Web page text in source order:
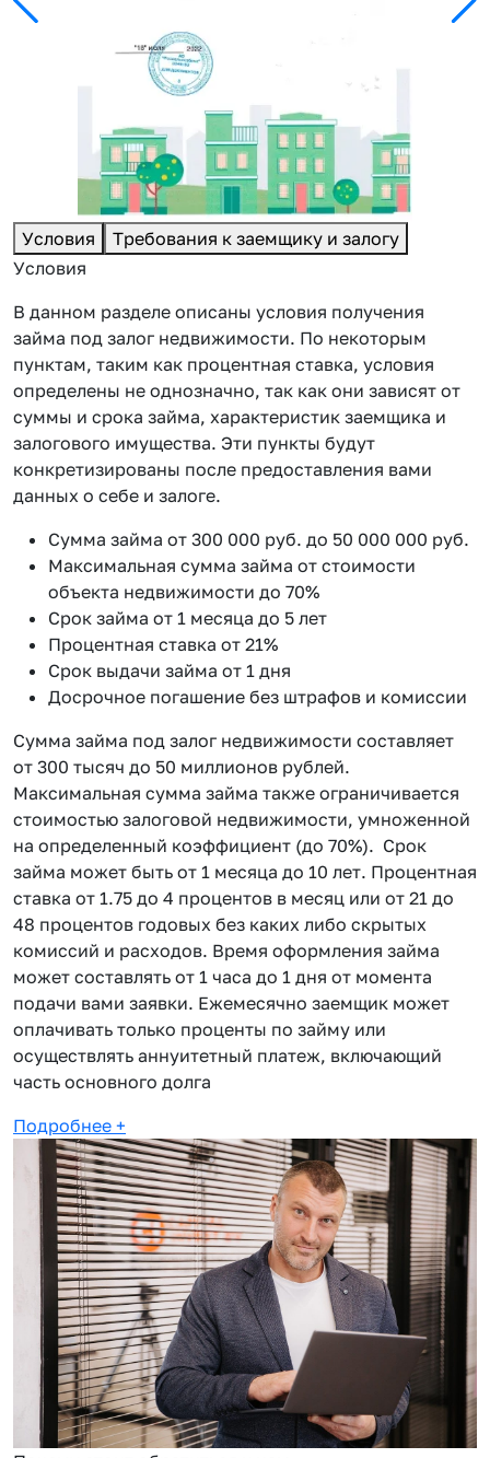
Условия
Требования к заемщику и залогу
Условия
В данном разделе описаны условия получения
займа под залог недвижимости. По некоторым
пунктам, таким как процентная ставка, условия
определены не однозначно, так как они зависят от
суммы и срока займа, характеристик заемщика и
залогового имущества. Эти пункты будут
конкретизированы после предоставления вами
данных о себе и залоге.
Сумма займа от 300 000 руб. до 50 000 000 руб.
Максимальная сумма займа от стоимости
объекта недвижимости до 70%
Срок займа от 1 месяца до 5 лет
Процентная ставка от 21%
Срок выдачи займа от 1 дня
Досрочное погашение без штрафов и комиссии
Сумма займа под залог недвижимости составляет
от 300 тысяч до 50 миллионов рублей.
Максимальная сумма займа также ограничивается
стоимостью залоговой недвижимости, умноженной
на определенный коэффициент (до 70%). Срок
займа может быть от 1 месяца до 10 лет. Процентная
ставка от 1.75 до 4 процентов в месяц или от 21 до
48 процентов годовых без каких либо скрытых
комиссий и расходов. Время оформления займа
может составлять от 1 часа до 1 дня от момента
подачи вами заявки. Ежемесячно заемщик может
оплачивать только проценты по займу или
осуществлять аннуитетный платеж, включающий
часть основного долга
Подробнее +